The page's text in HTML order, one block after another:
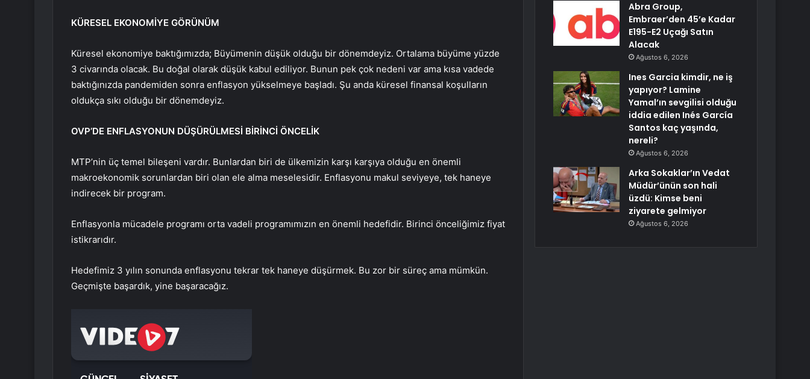
KÜRESEL EKONOMİYE GÖRÜNÜM
Küresel ekonomiye baktığımızda; Büyümenin düşük olduğu bir dönemdeyiz. Ortalama büyüme yüzde
3 civarında olacak. Bu doğal olarak düşük kabul ediliyor. Bunun pek çok nedeni var ama kısa vadede
baktığınızda pandemiden sonra enflasyon yükselmeye başladı. Şu anda küresel finansal koşulların
oldukça sıkı olduğu bir dönemdeyiz.
OVP’DE ENFLASYONUN DÜŞÜRÜLMESİ BİRİNCİ ÖNCELİK
MTP’nin üç temel bileşeni vardır. Bunlardan biri de ülkemizin karşı karşıya olduğu en önemli
makroekonomik sorunlardan biri olan ele alma meselesidir. Enflasyonu makul seviyeye, tek haneye
indirecek bir program.
Enflasyonla mücadele programı orta vadeli programımızın en önemli hedefidir. Birinci önceliğimiz fiyat
istikrarıdır.
Hedefimiz 3 yılın sonunda enflasyonu tekrar tek haneye düşürmek. Bu zor bir süreç ama mümkün.
Geçmişte başardık, yine başaracağız.
Abra Group,
Embraer’den 45’e Kadar
E195-E2 Uçağı Satın
Alacak
Ağustos 6, 2026
Ines Garcia kimdir, ne iş
yapıyor? Lamine
Yamal’ın sevgilisi olduğu
iddia edilen Inés García
Santos kaç yaşında,
nereli?
Ağustos 6, 2026
Arka Sokaklar’ın Vedat
Müdür’ünün son hali
üzdü: Kimse beni
ziyarete gelmiyor
Ağustos 6, 2026